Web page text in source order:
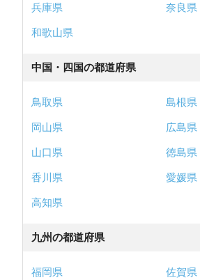
兵庫県
奈良県
和歌山県
中国・四国の都道府県
鳥取県
島根県
岡山県
広島県
山口県
徳島県
香川県
愛媛県
高知県
九州の都道府県
福岡県
佐賀県